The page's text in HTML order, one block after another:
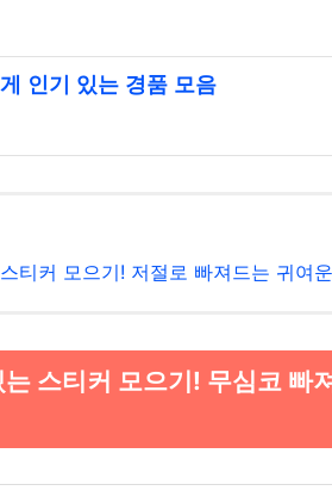
인기 있는 경품 모음
티커 모으기! 저절로 빠져드는 귀여
스티커 모으기! 무심코 빠